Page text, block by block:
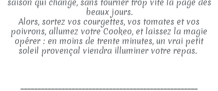
beaux jours.
Alors, sortez vos courgettes, vos tomates et vos
poivrons, allumez votre Cookeo, et laissez la magie
opérer : en moins de trente minutes, un vrai petit
soleil provençal viendra illuminer votre repas.